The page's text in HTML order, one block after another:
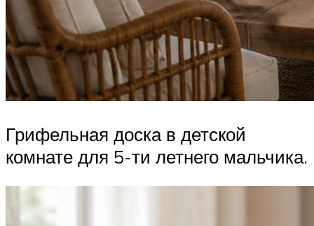
Грифельная доска в детской
комнате для 5-ти летнего мальчика.